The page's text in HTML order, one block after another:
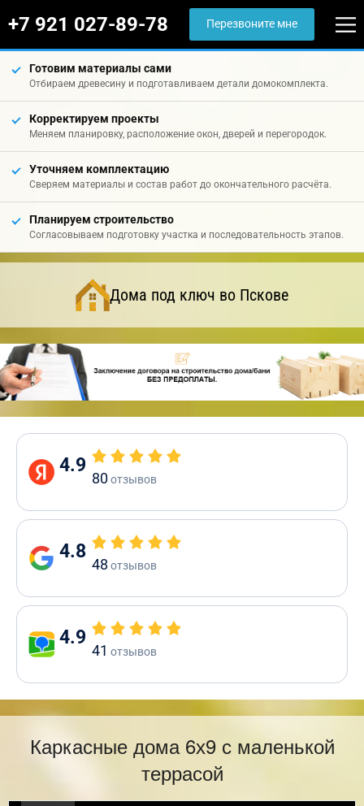
+7 921 027-89-78 Перезвоните мне
Готовим материалы сами
Отбираем древесину и подготавливаем детали домокомплекта.
Корректируем проекты
Меняем планировку, расположение окон, дверей и перегородок.
Уточняем комплектацию
Сверяем материалы и состав работ до окончательного расчёта.
Планируем строительство
Согласовываем подготовку участка и последовательность этапов.
Дома под ключ во Пскове
4.9
80отзывов
4.8
48 отзывов
4.9
41 отзывов
Каркасные дома 6х9 с маленькой
террасой